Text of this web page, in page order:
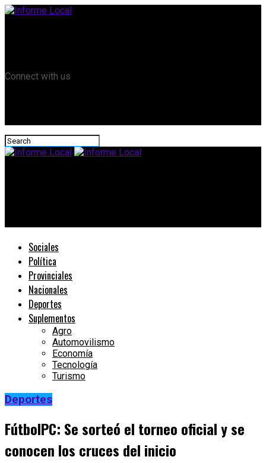
Connect with us
Sociales
Política
Provinciales
Nacionales
Deportes
Suplementos
Agro
Automovilismo
Economía
Tecnología
Turismo
Deportes
FútbolPC: Se sorteó el torneo oficial y se
conocen los cruces del inicio